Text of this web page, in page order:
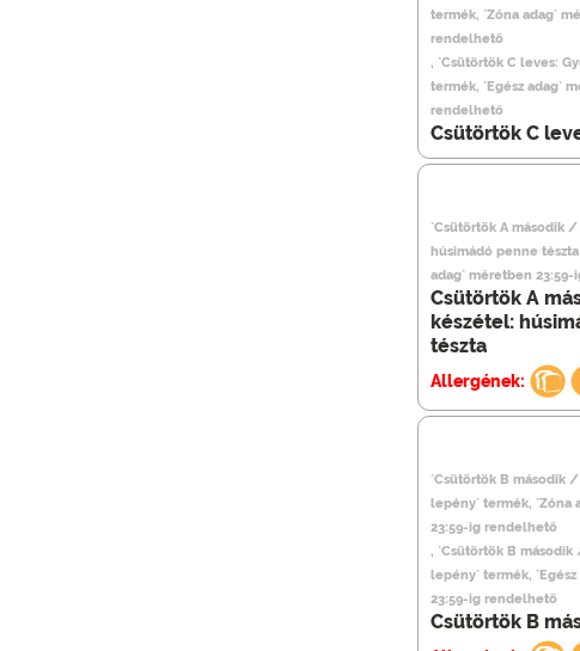
termék, `Zóna adag`
rendelhető
, `Csütörtök C leves:
termék, `Egész adag`
rendelhető
Csütörtök C
`Csütörtök A második
húsimádó penne
adag` méretben
Csütörtök A
készétel:
tészta
Allergének:
`Csütörtök B második
lepény` termék, `Zóna
23:59-ig rendelhető
, `Csütörtök B
lepény` termék,
23:59-ig rendelhető
Csütörtök B